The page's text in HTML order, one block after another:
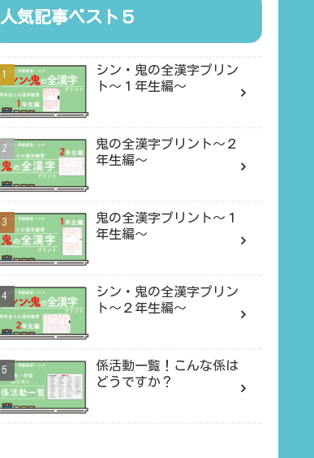
人気記事ベスト５
シン・鬼の全漢字プリン
ト〜１年生編〜
鬼の全漢字プリント〜２
年生編〜
鬼の全漢字プリント〜１
年生編〜
シン・鬼の全漢字プリン
ト〜２年生編〜
係活動一覧！こんな係は
どうですか？